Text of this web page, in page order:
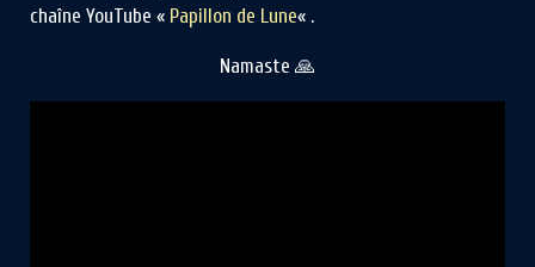
chaîne YouTube « Papillon de Lune« .
Namaste 🙏